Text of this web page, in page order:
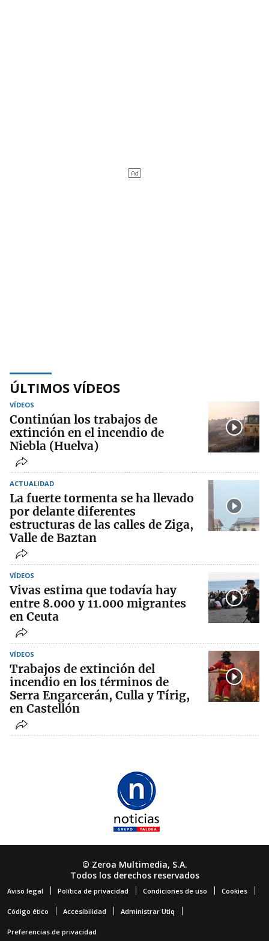
ÚLTIMOS VÍDEOS
VÍDEOS
Continúan los trabajos de
extinción en el incendio de
Niebla (Huelva)
ACTUALIDAD
La fuerte tormenta se ha llevado
por delante diferentes
estructuras de las calles de Ziga,
Valle de Baztan
VÍDEOS
Vivas estima que todavía hay
entre 8.000 y 11.000 migrantes
en Ceuta
VÍDEOS
Trabajos de extinción del
incendio en los términos de
Serra Engarcerán, Culla y Tírig,
en Castellón
© Zeroa Multimedia, S.A.
Todos los derechos reservados
Aviso legal Política de privacidad Condiciones de uso Cookies
Código ético Accesibilidad Administrar Utiq
Preferencias de privacidad